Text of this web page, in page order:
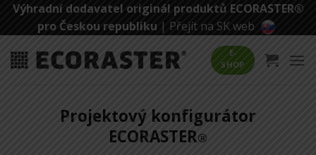
Přeskočit
Výhradní dodavatel originál produktů ECORASTER®
pro Českou republiku | Přejít na SK web
E-
SHOP
Projektový konfigurátor
ECORASTER®